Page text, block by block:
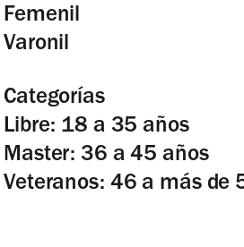
Femenil
Varonil
Categorías
Libre: 18 a 35 años
Master: 36 a 45 años
Veteranos: 46 a más de